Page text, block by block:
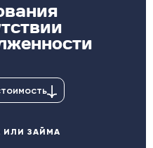
ИЛИ ЗАЙМА